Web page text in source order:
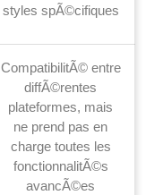
styles spÃ©cifiques
CompatibilitÃ© entre
diffÃ©rentes
plateformes, mais
ne prend pas en
charge toutes les
fonctionnalitÃ©s
avancÃ©es